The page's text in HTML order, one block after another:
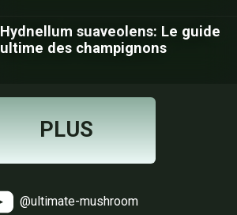
Hydnellum suaveolens: Le guide
ultime des champignons
PLUS
@ultimate-mushroom